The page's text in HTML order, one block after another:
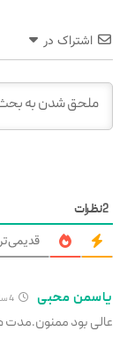
اشتراک در
2نظرات
یاسمن محبی
عالی بود ممنون.مدت